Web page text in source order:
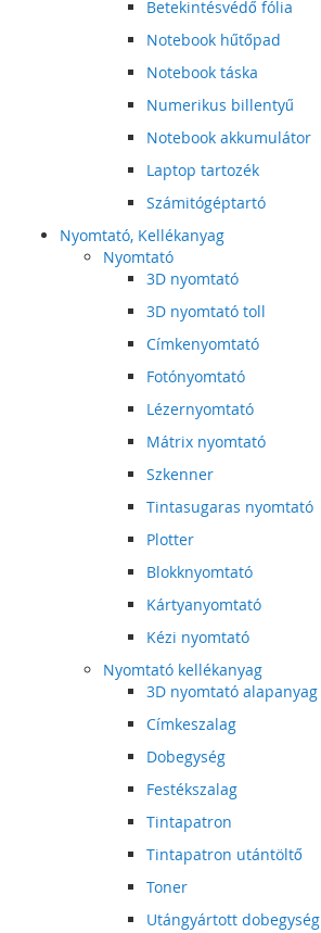
Betekintésvédő fólia
Notebook hűtőpad
Notebook táska
Numerikus billentyű
Notebook akkumulátor
Laptop tartozék
Számitógéptartó
Nyomtató, Kellékanyag
Nyomtató
3D nyomtató
3D nyomtató toll
Címkenyomtató
Fotónyomtató
Lézernyomtató
Mátrix nyomtató
Szkenner
Tintasugaras nyomtató
Plotter
Blokknyomtató
Kártyanyomtató
Kézi nyomtató
Nyomtató kellékanyag
3D nyomtató alapanyag
Címkeszalag
Dobegység
Festékszalag
Tintapatron
Tintapatron utántöltő
Toner
Utángyártott dobegység